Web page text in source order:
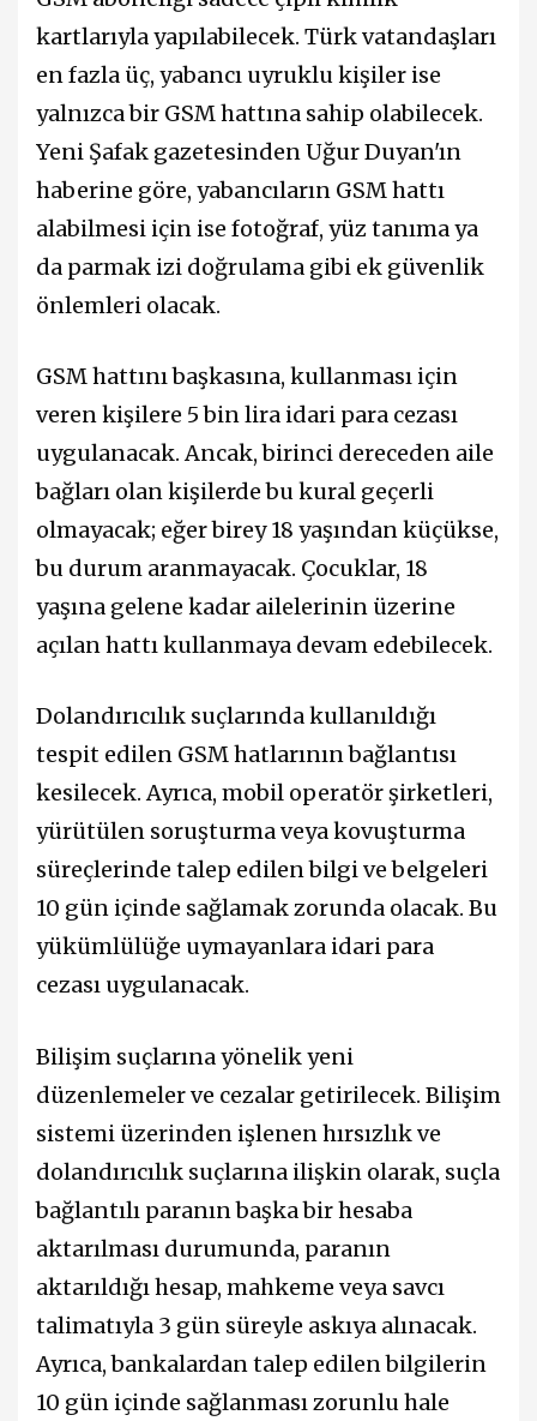
kartlarıyla yapılabilecek. Türk vatandaşları
en fazla üç, yabancı uyruklu kişiler ise
yalnızca bir GSM hattına sahip olabilecek.
Yeni Şafak gazetesinden Uğur Duyan'ın
haberine göre, yabancıların GSM hattı
alabilmesi için ise fotoğraf, yüz tanıma ya
da parmak izi doğrulama gibi ek güvenlik
önlemleri olacak.
GSM hattını başkasına, kullanması için
veren kişilere 5 bin lira idari para cezası
uygulanacak. Ancak, birinci dereceden aile
bağları olan kişilerde bu kural geçerli
olmayacak; eğer birey 18 yaşından küçükse,
bu durum aranmayacak. Çocuklar, 18
yaşına gelene kadar ailelerinin üzerine
açılan hattı kullanmaya devam edebilecek.
Dolandırıcılık suçlarında kullanıldığı
tespit edilen GSM hatlarının bağlantısı
kesilecek. Ayrıca, mobil operatör şirketleri,
yürütülen soruşturma veya kovuşturma
süreçlerinde talep edilen bilgi ve belgeleri
10 gün içinde sağlamak zorunda olacak. Bu
yükümlülüğe uymayanlara idari para
cezası uygulanacak.
Bilişim suçlarına yönelik yeni
düzenlemeler ve cezalar getirilecek. Bilişim
sistemi üzerinden işlenen hırsızlık ve
dolandırıcılık suçlarına ilişkin olarak, suçla
bağlantılı paranın başka bir hesaba
aktarılması durumunda, paranın
aktarıldığı hesap, mahkeme veya savcı
talimatıyla 3 gün süreyle askıya alınacak.
Ayrıca, bankalardan talep edilen bilgilerin
10 gün içinde sağlanması zorunlu hale